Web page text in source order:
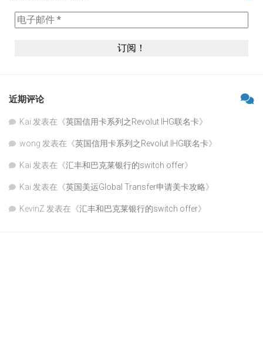
近期评论
Kai 发表在《英国信用卡系列之Revolut IHG联名卡》
wong 发表在《英国信用卡系列之Revolut IHG联名卡》
Kai 发表在《汇丰和巴克莱银行的switch offer》
Kai 发表在《英国美运Global Transfer申请美卡攻略》
KevinZ 发表在《汇丰和巴克莱银行的switch offer》